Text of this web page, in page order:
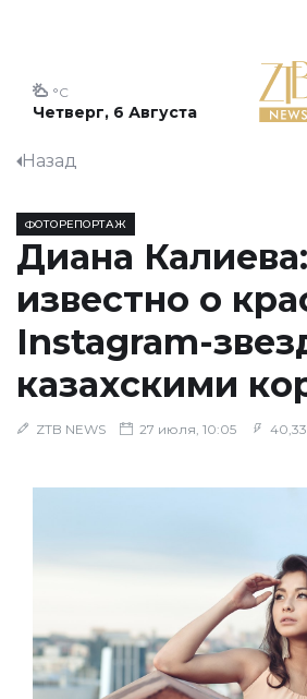
Четверг, 6 Августа
°C
Назад
ФОТОРЕПОРТАЖ
Диана
известно о
Instagram-
казахскими
ZTB NEWS 27 июля, 10:05